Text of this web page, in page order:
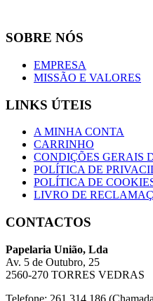
SOBRE NÓS
EMPRESA
MISSÃO E VALORES
LINKS ÚTEIS
A MINHA CONTA
CARRINHO
CONDIÇÕES GERAIS
POLÍTICA DE
POLÍTICA DE
LIVRO DE
CONTACTOS
Papelaria União, Lda
Av. 5 de Outubro, 25
2560-270 TORRES VEDRAS
Telefone: 261 314 186